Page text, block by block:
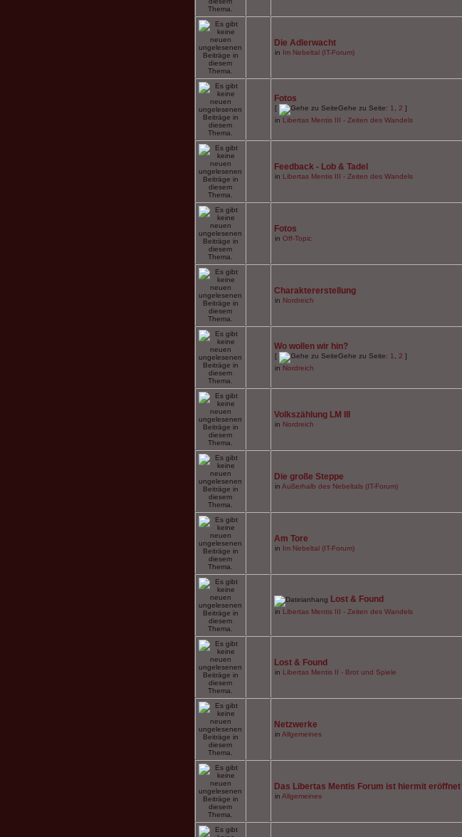
Die Adlerwacht
in Im Nebeltal (IT-Forum)
Fotos
[ Gehe zu Seite: 1 2 ]
in Libertas Mentis III - Zeiten des Wandels
Feedback - Lob & Tadel
in Libertas Mentis III - Zeiten des Wandels
Fotos
in Off-Topic
Charaktererstellung
in Nordreich
Wo wollen wir hin?
[ Gehe zu Seite: 1 2 ]
in Nordreich
Volkszählung LM III
in Nordreich
Die große Steppe
in Außerhalb des Nebeltals (IT-Forum)
Am Tore
in Im Nebeltal (IT-Forum)
Lost & Found
in Libertas Mentis III - Zeiten des Wandels
Lost & Found
in Libertas Mentis II - Brot und Spiele
Netzwerke
in Allgemeines
Das Libertas Mentis Forum ist hiermit eröffnet
in Allgemeines